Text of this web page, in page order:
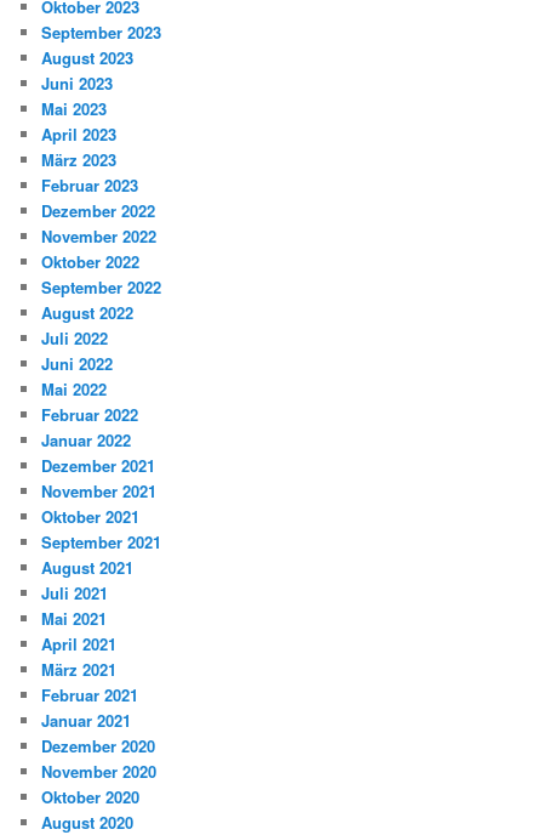
Oktober 2023
September 2023
August 2023
Juni 2023
Mai 2023
April 2023
März 2023
Februar 2023
Dezember 2022
November 2022
Oktober 2022
September 2022
August 2022
Juli 2022
Juni 2022
Mai 2022
Februar 2022
Januar 2022
Dezember 2021
November 2021
Oktober 2021
September 2021
August 2021
Juli 2021
Mai 2021
April 2021
März 2021
Februar 2021
Januar 2021
Dezember 2020
November 2020
Oktober 2020
August 2020